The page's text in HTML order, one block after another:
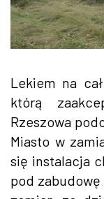
Lekiem na
którą
Rzeszowa
Miasto w
się instalacja
pod zabudowę